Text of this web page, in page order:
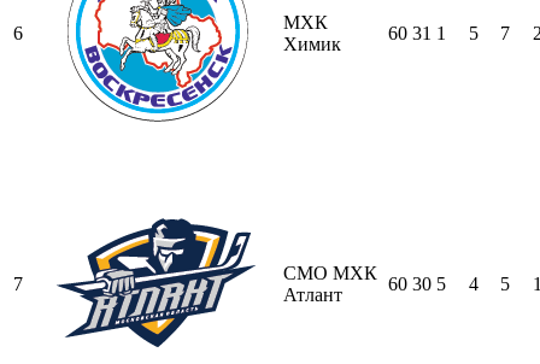
6
МХК
Химик
60 31 1 5 7
7
СМО МХК
Атлант
60 30 5 4 5